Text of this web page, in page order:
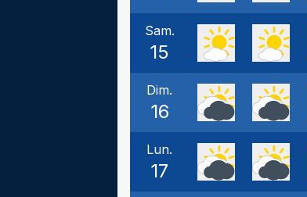
Sam.
15
Dim.
16
Lun.
17